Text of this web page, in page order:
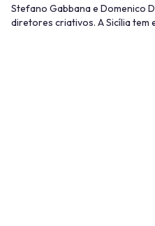
Stefano Gabbana e Domenico
diretores criativos. A Sicília tem